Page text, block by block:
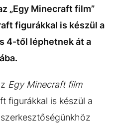
„Egy Minecraft film”
figurákkal is készül a
4-től léphetnek át a
Egy Minecraft film
figurákkal is készül a